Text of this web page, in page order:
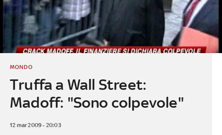
Truffa a Wall Street:
Madoff: "Sono colpevole"
MONDO
12 mar 2009 - 20:03